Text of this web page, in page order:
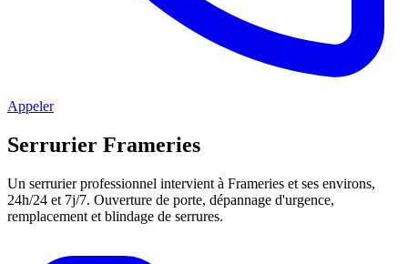
Appeler
Serrurier Frameries
Un serrurier professionnel intervient à Frameries et ses environs,
24h/24 et 7j/7. Ouverture de porte, dépannage d'urgence,
remplacement et blindage de serrures.